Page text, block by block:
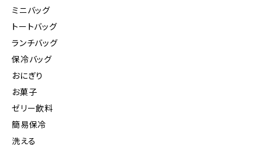
ミニバッグ
トートバッグ
ランチバッグ
保冷バッグ
おにぎり
お菓子
ゼリー飲料
簡易保冷
洗える